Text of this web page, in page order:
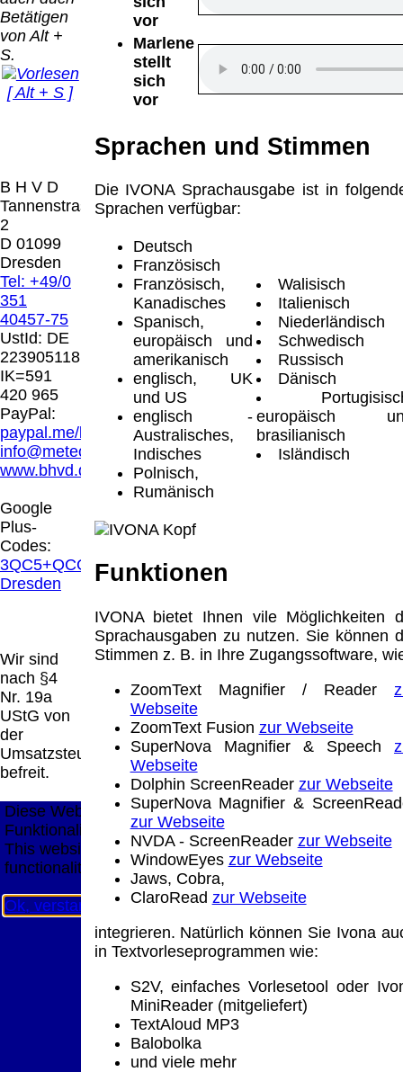
Betätigen
von Alt +
S.
[ Alt + S ]
B H V D
Tannenstrasse
2
D 01099
Dresden
Tel: +49/0
351
40457-75
UstId: DE
223905118
IK=591
420 965
PayPal:
paypal.me/blindenhilfsmittel
info@meteor.vision
www.bhvd.de
Google
Plus-
Codes:
3QC5+QCG
Dresden
Wir sind
nach §4
Nr. 19a
UStG von
der
Umsatzsteuer
befreit.
vor
Marlene
stellt
sich
vor
Sprachen und Stimmen
Die IVONA Sprachausgabe ist in
Sprachen verfügbar:
Deutsch
Französisch
Französisch,
Kanadisches
Spanisch,
europäisch und
amerikanisch
englisch, UK
und US
englisch -
Australisches,
Indisches
Polnisch,
Rumänisch
Walisisch
Italienisch
Niederländisch
Schwedisch
Russisch
Dänisch
europäisch
brasilianisch
Isländisch
Funktionen
IVONA bietet Ihnen vile Möglichkeiten
Sprachausgaben zu nutzen. Sie können
Stimmen z. B. in Ihre Zugangssoftware,
ZoomText Magnifier / Reader
Webseite
ZoomText Fusion zur Webseite
SuperNova Magnifier & Speech
Webseite
Dolphin ScreenReader zur Webseite
SuperNova Magnifier &
zur Webseite
NVDA - ScreenReader zur Webseite
WindowEyes zur Webseite
Jaws, Cobra,
ClaroRead zur Webseite
integrieren. Natürlich können Sie Ivona
in Textvorleseprogrammen wie:
S2V, einfaches Vorlesetool oder
MiniReader (mitgeliefert)
TextAloud MP3
Balobolka
und viele mehr
Der Versand erfolgt
als versichertes
Paket.
Selbstabholung
von
Ausstellungen:
0.00 €
Versandart
Lizenzschlüssel
und die
Lieferschein. Sie
erhalten also
Datenträger
Die in diesem Dokument genannten
Warenzeichen sind Eigentum der jeweiligen
Firmen. Preisänderungen, Irrtümer und
technische Änderungen vorbehalten.
letzte Änderung: 10. März 2026 Blinden
Hilfsmittel Vertrieb Dresden,
Mit einem Urteil vom 12.05.1998 - 312 O
85/98 - Haftung für Links hat das Landgericht
Hamburg entschieden, dass man durch die
Anbringung eines Links, die Inhalte der
gelinkten Seite ggf. mit zu verantworten hat.
Dieses kann nur dadurch verhindert werden,
dass man sich ausdrücklich von diesen
Inhalten distanziert. Hiermit distanzieren wir
uns ausdrücklich von allen Inhalten, aller
gelinkten Seiten auf unserer Homepage und
machen uns diese Inhalte nicht zu eigen.
Diese Erklärung gilt für alle auf unserer
Homepage angebrachten Links.
Die Europäische Kommission stellt eine
Plattform zur Online-Streitbeilegung (OS)
bereit. Die Plattform finden Sie unter
http://ec.europa.eu/consumers/odr/
Mailadresse lautet:info@meteor.vision
Seitenanfang
Impressum
Datenschutz
Urheberrechte Kontakt
Links
Katalog (PDF)
Sitemap
2026
[ 7751 ]
große Anzeige Schließen X
Diese Website nutzt Cookies, um bestmögliche
Funktionalität bieten zu können.
This website uses cookies to provide the best possible
functionality.
Ok, verstanden Mehr Infos